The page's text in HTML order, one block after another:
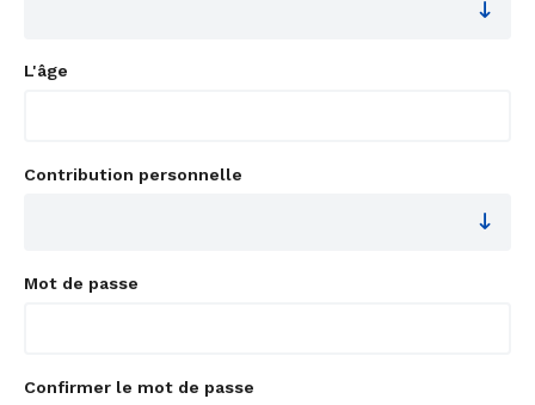
L'âge
Contribution personnelle
Mot de passe
Confirmer le mot de passe